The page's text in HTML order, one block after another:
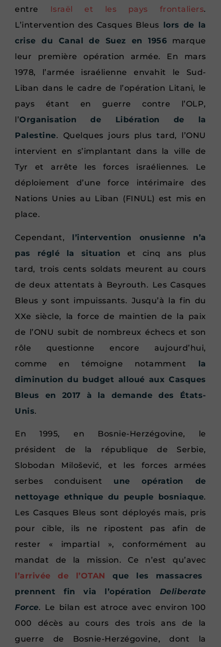
entre Israël et les pays frontaliers.
L’intervention des Casques Bleus lors de la
crise du Canal de Suez en 1956 marque
leur première opération armée. En mars
1978, l’armée israélienne envahit le Sud-
Liban dans le cadre de l’opération Litani, le
pays étant en guerre contre l’OLP,
l’Organisation de Libération de la
Palestine. Quelques jours plus tard, l’ONU
intervient en s’implantant dans la ville de
Tyr et arrête les forces israéliennes. Le
déploiement d’une force intérimaire des
Nations Unies au Liban (FINUL) est mis en
place.
Cependant, l’intervention onusienne n’a
pas réglé la situation et cinq ans plus
tard, trois cents soldats meurent au cours
de deux attentats à Beyrouth. Les Casques
Bleus y sont impuissants. Jusqu’à la fin du
XXe siècle, la force de maintien de la paix
de l’ONU subit de nombreux échecs et son
rôle questionne encore aujourd’hui,
comme en témoigne notamment la
diminution du budget alloué aux Casques
Bleus en 2017 à la demande des États-
Unis.
En 1995, en Bosnie-Herzégovine, le
président de la république de Serbie,
Slobodan Milošević, et les forces armées
serbes conduisent une opération de
nettoyage ethnique du peuple bosniaque.
Les Casques Bleus sont déployés mais, pris
pour cible, ils ne ripostent pas afin de
rester « impartial », conformément au
mandat de la mission. Ce n’est qu’avec
l’arrivée de l’OTAN que les massacres
prennent fin via l’opération Deliberate
Force.
Le bilan est atroce avec environ 100
000 décès au cours des trois ans de la
guerre de Bosnie-Herzégovine, dont la